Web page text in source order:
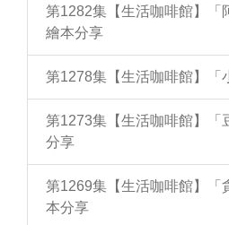
第1282集【生活咖啡館】
繪本分享
第1278集【生活咖啡館】
第1273集【生活咖啡館】「
分享
第1269集【生活咖啡館】「
本分享